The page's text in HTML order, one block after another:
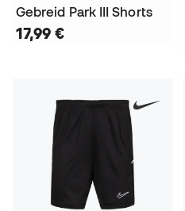
Gebreid Park III Shorts
17,99 €